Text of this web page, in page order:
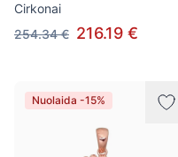
Cirkonai
254.34 € 216.19 €
Nuolaida -15%